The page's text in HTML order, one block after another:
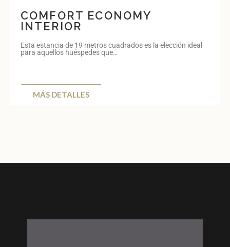
COMFORT ECONOMY
INTERIOR
Esta estancia de 19 metros cuadrados es la elección ideal
para aquellos huéspedes que…
MÁS DETALLES